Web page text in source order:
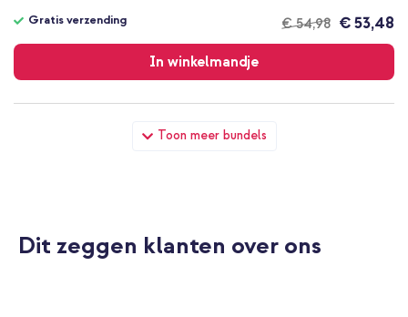
Toon meer bundels
€ 54,98
Gratis verzending € 53,48
In winkelmandje
verzending
Apple Gevlochten solobandje Apple Watch | 38/40/41/42 mm -
Maat 1 - Magenta + Full Cover Hardcase Apple Watch 4 / 5 / 6 /
Dit zeggen klanten over ons